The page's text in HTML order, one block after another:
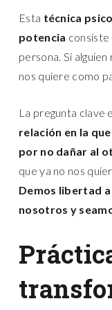
Esta técnica
potencia consiste
persona. Si
nos quiere como
La pregunta clave
relación en la
por no dañar al
que ya no nos
Demos libertad
nosotros y